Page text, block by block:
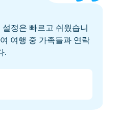
정은 빠르고 쉬웠습니
여행 중 가족들과 연락
.